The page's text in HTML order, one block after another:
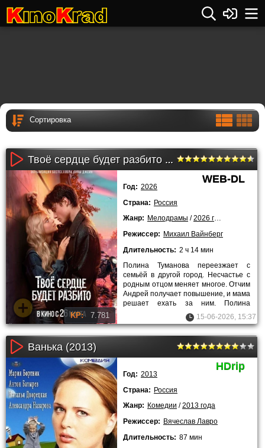
Твоё сердце будет разбито (2026)
KP: 7.781
WEB-DL
Год: 2026
Страна: Россия
Жанр: Мелодрамы /2026 года
Режиссер: Михаил Вайнберг
Длительность: 2 ч 14 мин
Полина Туманова переезжает с
семьёй в другой город. Несчастье с
родным отцом меняет многое. Отчим
Андрей получает повышение, и мама
решает ехать за ним. Полина
заканчивает 11 класс и15-06-2026, 15:37
Ванька (2013)
HDrip
Год: 2013
Страна: Россия
Жанр: Комедии /2013 года
Режиссер: Вячеслав Лавро
Длительность: 87 мин